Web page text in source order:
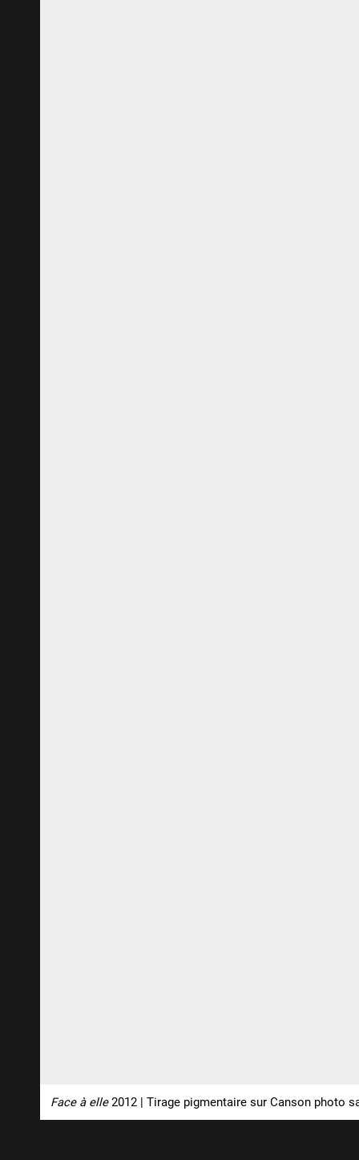
Face à elle2012 | Tirage pigmentaire sur Canson photo